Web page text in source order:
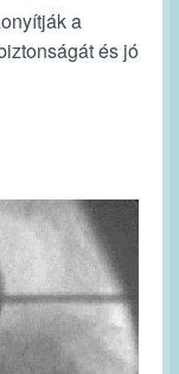
a
és jó